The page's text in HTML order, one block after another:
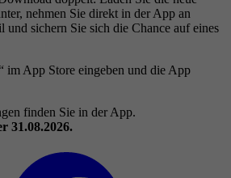
nehmen Sie direkt in der App an
und sichern Sie sich die Chance auf eines
im App Store eingeben und die App
finden Sie in der App.
31.08.2026.